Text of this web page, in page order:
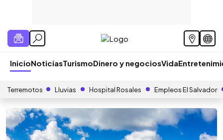
InicioNoticiasTurismoDinero y negociosVida
Terremotos Lluvias Hospital Rosales Empleos El Salvador